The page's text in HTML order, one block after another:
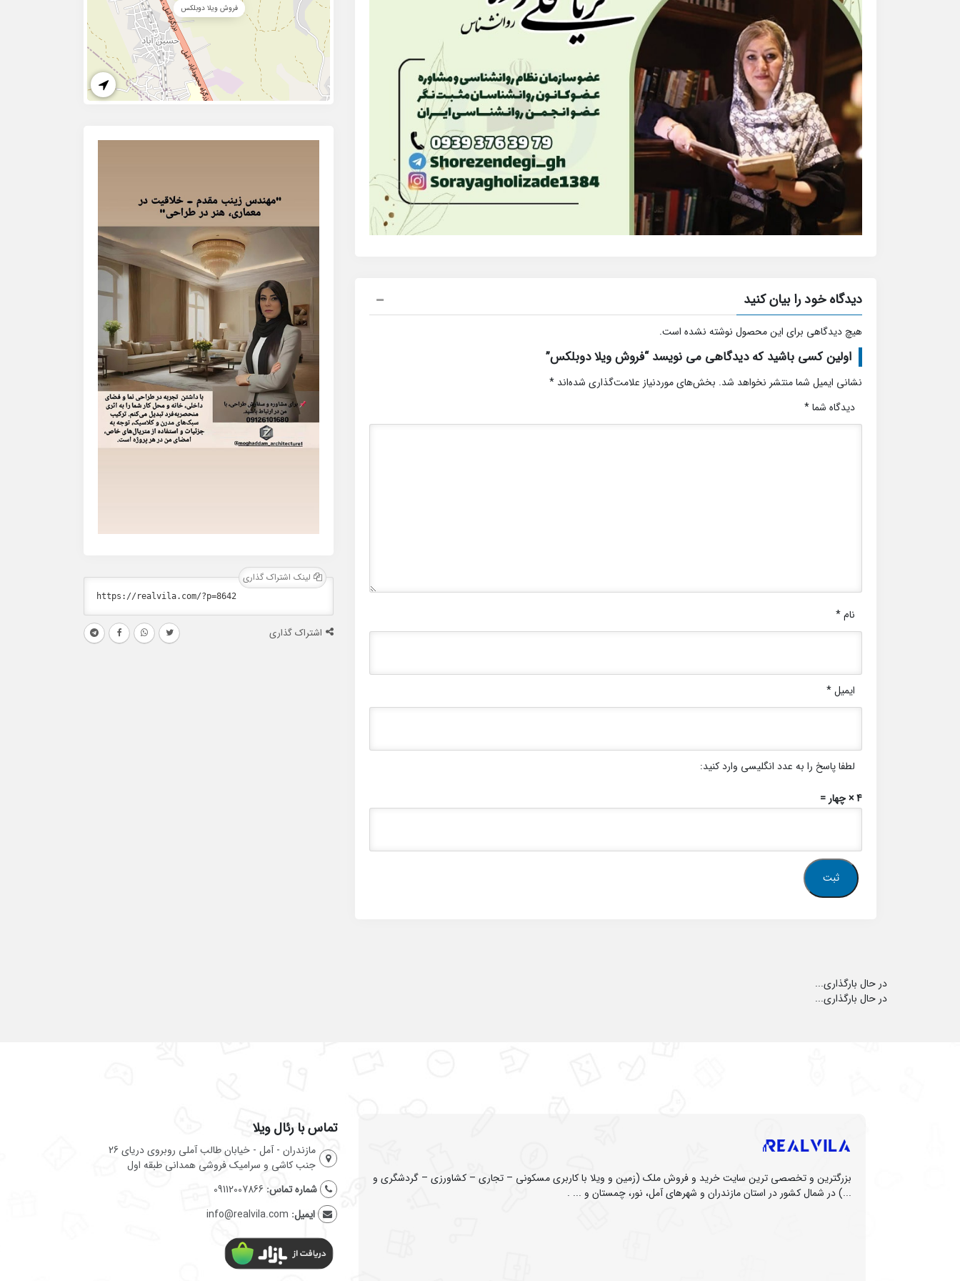
دیدگاه خود را بیان کنید
هیچ دیدگاهی برای این محصول نوشته نشده است.
اولین کسی باشید که دیدگاهی می نویسد “فروش ویلا دوبلکس”
نشانی ایمیل شما منتشر نخواهد شد. بخش‌های موردنیاز علامت‌گذاری شده‌اند *
دیدگاه شما*
نام*
ایمیل*
لطفا پاسخ را به عدد انگلیسی وارد کنید:
4 × چهار =
فروش ویلا دوبلکس
لینک اشتراک گذاری
اشتراک گذاری
در حال بارگذاری...
در حال بارگذاری...
بزرگترین و تخصصی ترین سایت خرید و فروش ملک (زمین و ویلا با کاربری مسکونی – تجاری – کشاورزی – گردشگری و
...) در شمال کشور در استان مازندران و شهرهای آمل، نور، چمستان و ... .
تماس با رئال ویلا
مازندران - آمل - خیابان طالب آملی روبروی دریای 26
جنب کاشی و سرامیک فروشی همدانی طبقه اول
شماره تماس: 09112007866
ایمیل: info@realvila.com